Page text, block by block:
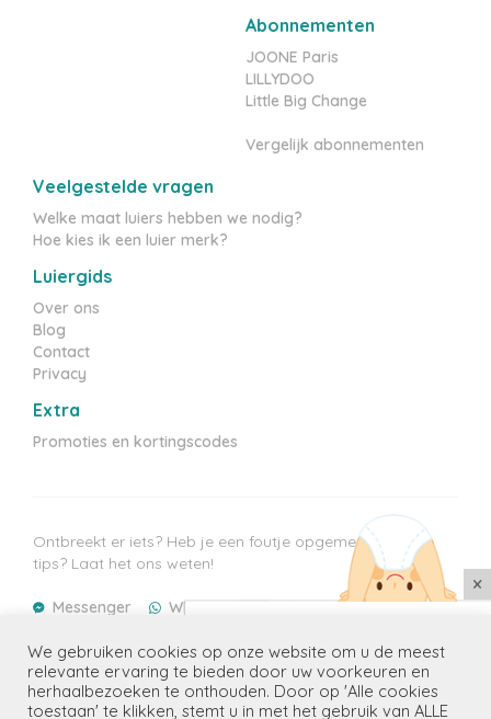
Abonnementen
JOONE Paris
LILLYDOO
Little Big Change
Vergelijk abonnementen
Veelgestelde vragen
Welke maat luiers hebben we nodig?
Hoe kies ik een luier merk?
Luiergids
Over ons
Blog
Contact
Privacy
Extra
Promoties en kortingscodes
Ontbreekt er iets? Heb je een foutje opgemerkt? Heb je
tips? Laat het ons weten!
Messenger WhatsApp E-mail
Laatste prijzen update: 06/08/2026
We gebruiken cookies op onze website om u de meest
relevante ervaring te bieden door uw voorkeuren en
herhaalbezoeken te onthouden. Door op 'Alle cookies
toestaan' te klikken, stemt u in met het gebruik van ALLE
×
Ontvang de beste promoties voor
jouw kindje(s) in je mailbox